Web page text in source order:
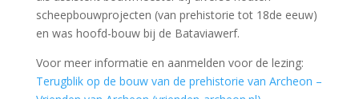
zijn als je je snel aanmeldt.
OVT is een geschiedenisprogramma van de VPRO over
geschiedenis, columns en historische documentaires.
OVT is wekelijks op zondagochtend te beluisteren